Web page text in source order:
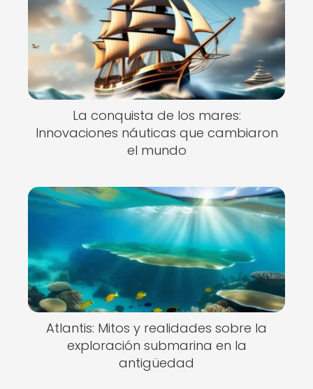
La conquista de los mares:
Innovaciones náuticas que cambiaron
el mundo
Atlantis: Mitos y realidades sobre la
exploración submarina en la
antigüedad